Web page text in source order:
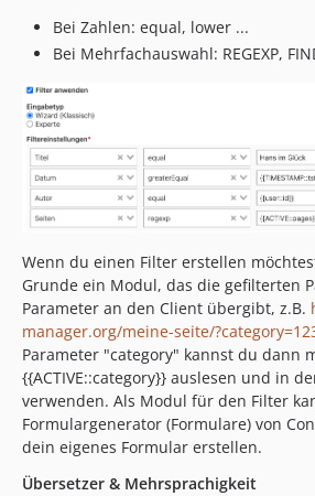
Bei Zahlen: equal, lower ...
Bei Mehrfachauswahl: REGEXP,
Wenn du einen Filter erstellen
Grunde ein Modul, das die gefilterten
Parameter an den Client übergibt, z.B.
manager.org/meine-seite/
Parameter "category" kannst du dann
{{ACTIVE::category}} auslesen und in
verwenden. Als Modul für den Filter
Formulargenerator (Formulare) von
dein eigenes Formular erstellen.
Übersetzer & Mehrsprachigkeit